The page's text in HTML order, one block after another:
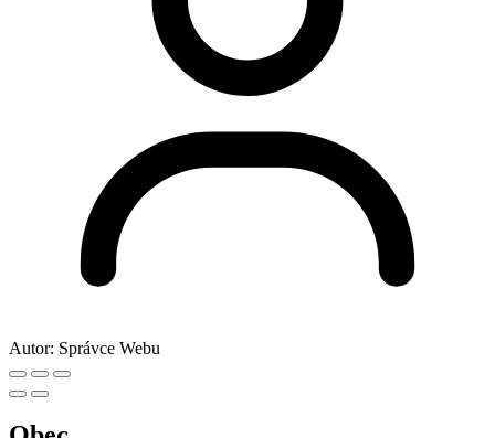
Autor: Správce Webu